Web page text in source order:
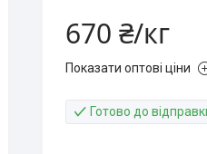
670 ₴/кг
Показати оптові ціни
Готово до